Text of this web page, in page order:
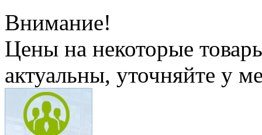
Внимание!
Цены на некоторые
актуальны, уточняйте у